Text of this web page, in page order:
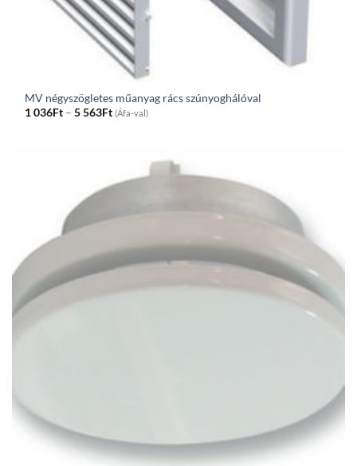
MV négyszögletes műanyag rács szúnyoghálóval
1 036Ft – 5 563FtPrice
range:
563Ft
(Áfa-val)